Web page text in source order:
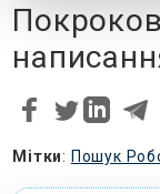
Мітки: Пошук